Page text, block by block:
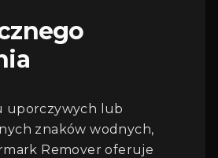
uporczywych lub
znaków wodnych,
Remover oferuje